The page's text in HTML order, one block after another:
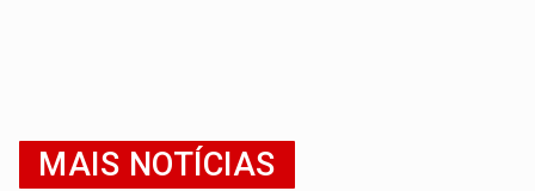
MAIS NOTÍCIAS